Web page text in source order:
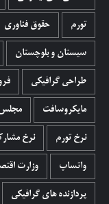
تورم حقوق فناوری
سیستان و بلوچستان
طراحی گرافیکی
مایکروسافت مجلس
نرخ تورم نرخ
واتساپ وزارت
پردازنده های گرافیکی